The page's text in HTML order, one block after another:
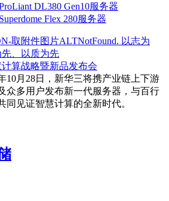
DL380 Gen10服务器
Flex 280服务器
以志为
、以质为先
算战略暨新品发布会
10月28日，新华三将携产业链上下游
众多用户发布新一代服务器，与百行
同见证智慧计算的全新时代。